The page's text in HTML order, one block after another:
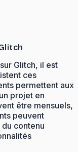
Glitch, il est
ces
permettent aux
projet en
être mensuels,
peuvent
contenu